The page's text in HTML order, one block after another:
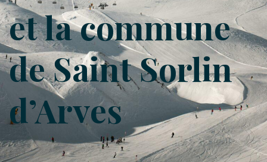
et la commune
de Saint Sorlin
d’Arves